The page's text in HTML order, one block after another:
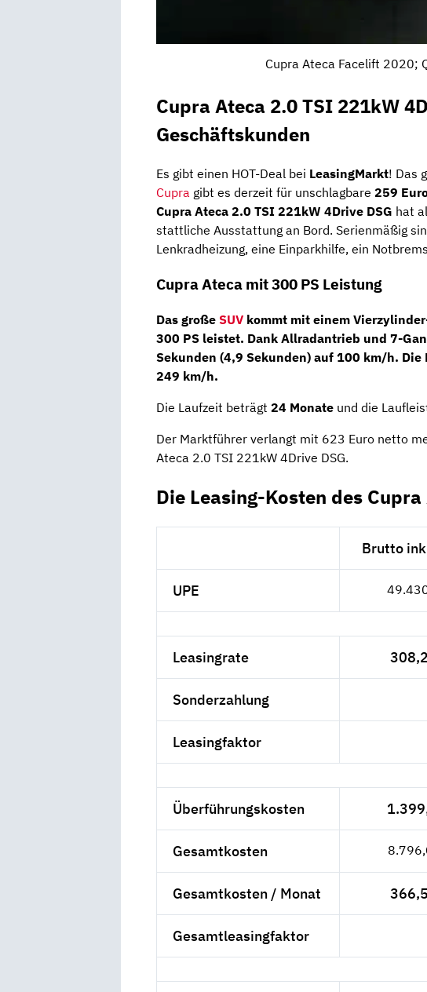
Cupra Ateca Facelift 2020;
Cupra Ateca 2.0 TSI 221kW
Geschäftskunden
Es gibt einen HOT-Deal bei LeasingMarkt! Das
Cupra gibt es derzeit für unschlagbare 259
Cupra Ateca 2.0 TSI 221kW 4Drive DSG hat
stattliche Ausstattung an Bord. Serienmäßig
Lenkradheizung, eine Einparkhilfe, ein
Cupra Ateca mit 300 PS Leistung
Das große SUV kommt mit einem
300 PS leistet. Dank Allradantrieb und 7-
Sekunden (4,9 Sekunden) auf 100 km/h.
249 km/h.
Die Laufzeit beträgt 24 Monate und die
Der Marktführer verlangt mit 623 Euro netto
Ateca 2.0 TSI 221kW 4Drive DSG.
Die Leasing-Kosten des Cupra
Brutto
UPE
Leasingrate
Sonderzahlung
Leasingfaktor
Überführungskosten
Gesamtkosten
Gesamtkosten / Monat
Gesamtleasingfaktor